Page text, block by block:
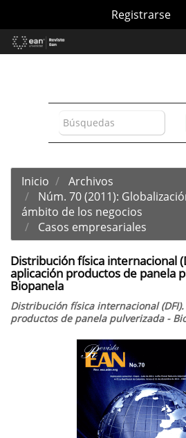
Contenido
principal
Registrarse
Inicio
Archivos
Núm. 70 (2011):
ámbito de los negocios
Casos empresariales
Distribución física internacional
aplicación productos de panela
Biopanela
Distribución física internacional
productos de panela pulverizada -
artículo